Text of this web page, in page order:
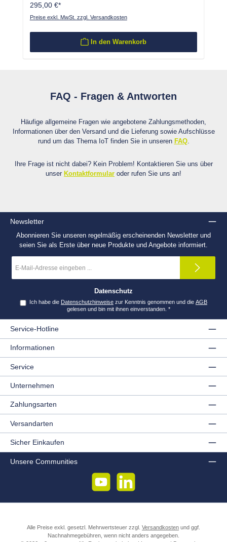
295,00 €*
Preise exkl. MwSt. zzgl. Versandkosten
In den Warenkorb
FAQ - Fragen & Antworten
Häufige allgemeine Fragen wie angebotene Zahlungsmethoden,
Informationen über den Versand und die Lieferung sowie Aufschlüsse
rund um das Thema IoT finden Sie in unseren FAQ.
Ihre Frage ist nicht dabei? Kein Problem! Kontaktieren Sie uns über
unser Kontaktformular oder rufen Sie uns an!
Newsletter
Abonnieren Sie unseren regelmäßig erscheinenden Newsletter und
seien Sie als Erste über neue Produkte und Angebote informiert.
Mail-
*
Datenschutz
Ich habe die Datenschutzhinweisezur Kenntnis genommen und die AGB
gelesen und bin mit ihnen einverstanden. *
Service-Hotline
Informationen
Service
Unternehmen
Zahlungsarten
Versandarten
Sicher Einkaufen
Unsere Communities
YouTube
Alle Preise exkl. gesetzl. Mehrwertsteuer zzgl. Versandkosten und ggf.
Nachnahmegebühren, wenn nicht anders angegeben.